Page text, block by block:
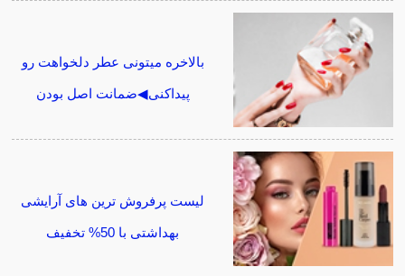
بالاخره میتونی عطر دلخواهت رو
پیداکنی◀ضمانت اصل بودن
لیست پرفروش ترین های آرایشی
بهداشتی با 50% تخفیف